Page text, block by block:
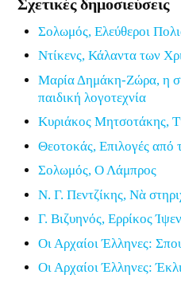
Σχετικές δημοσιεύσεις
Σολωμός, Ελεύθεροι
Ντίκενς, Κάλαντα των
Μαρία Δημάκη-Ζώρα, η
παιδική λογοτεχνία
Κυριάκος Μητσοτάκης,
Θεοτοκάς, Επιλογές από
Σολωμός, Ο Λάμπρος
Ν. Γ. Πεντζίκης, Νὰ
Γ. Βιζυηνός, Ερρίκος Ίψεν
Οι Αρχαίοι Έλληνες:
Οι Αρχαίοι Έλληνες: